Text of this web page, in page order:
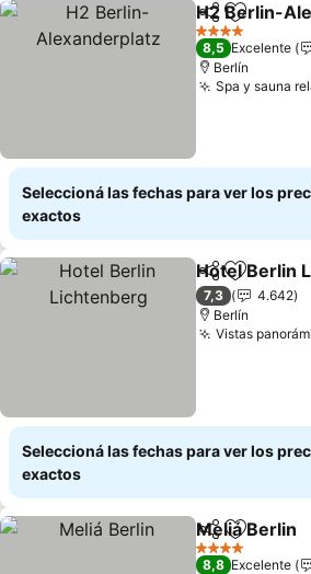
Compartir
Añadir a
H2 Berlin-
4 Estrellas
8,5 Excelente
Berlín
Spa y sauna
Seleccioná las fechas para ver los
exactos
Compartir
Añadir a
Hotel Berlin
7,3
4.642
Berlín
Vistas
Seleccioná las fechas para ver los
exactos
Compartir
Añadir a
Meliá Berlin
4 Estrellas
8,8 Excelente